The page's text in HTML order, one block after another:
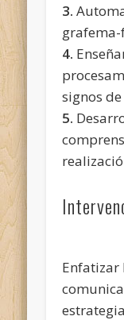
3.
4.
signos
5.